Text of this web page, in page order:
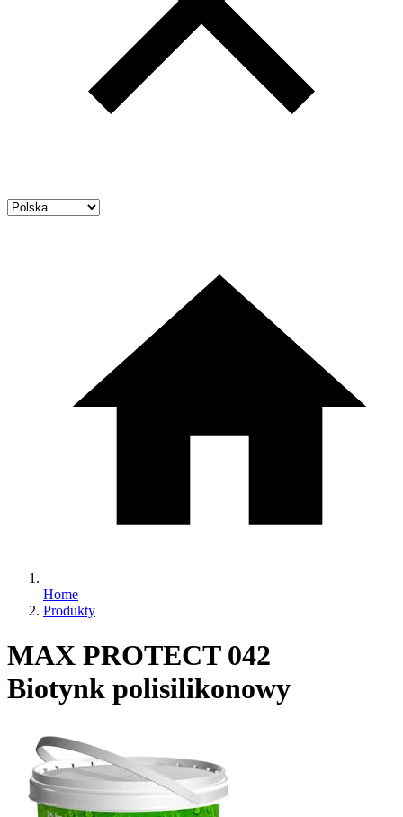
Home
Produkty
MAX PROTECT 042
Biotynk polisilikonowy